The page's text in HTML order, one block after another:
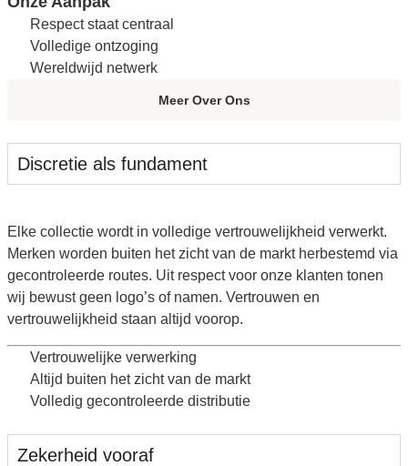
Respect staat centraal
Volledige ontzoging
Wereldwijd netwerk
Meer Over Ons
Discretie als fundament
Elke collectie wordt in volledige vertrouwelijkheid verwerkt.
Merken worden buiten het zicht van de markt herbestemd via
gecontroleerde routes. Uit respect voor onze klanten tonen
wij bewust geen logo’s of namen. Vertrouwen en
vertrouwelijkheid staan altijd voorop.
Vertrouwelijke verwerking
Altijd buiten het zicht van de markt
Volledig gecontroleerde distributie
Zekerheid vooraf